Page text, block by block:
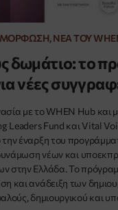
ΝΈΑ ΤΟΥ
δωμάτιο: το
νέες
με το WHEN Hub και
Leaders Fund και Vital
έναρξη του
νέων και
στην Ελλάδα. Το
και ανάδειξη των
δημιουργικού και